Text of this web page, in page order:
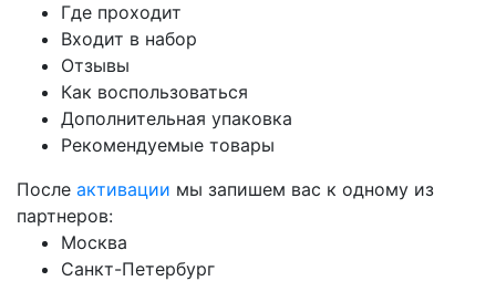
Где проходит
Входит в набор
Отзывы
Как воспользоваться
Дополнительная упаковка
Рекомендуемые товары
После активации мы запишем вас к одному из
партнеров:
Москва
Санкт-Петербург